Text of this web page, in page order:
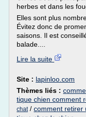
herbes et dans les
Elles sont plus
Évitez donc de
saisons. Il est
balade....
Lire la suite
Site : lapinloo.com
Thèmes liés :
tique chien comment
chat/ comment retirer